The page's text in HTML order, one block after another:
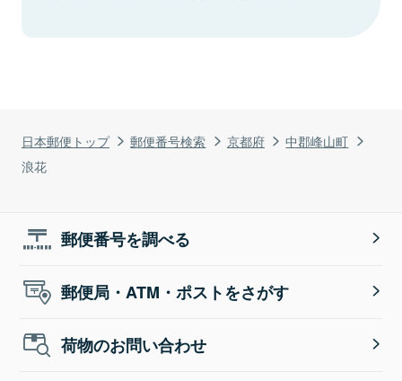
日本郵便トップ 郵便番号検索 京都府
中郡峰山町
浪花
郵便番号を調べる
郵便局・ATM・ポストをさがす
荷物のお問い合わせ